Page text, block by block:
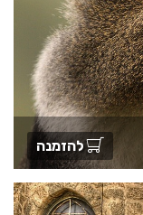
להזמנה